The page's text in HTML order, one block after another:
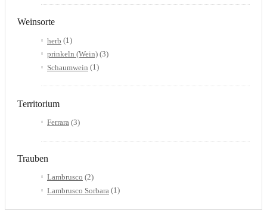
Weinsorte
herb (1)
prinkeln (Wein) (3)
Schaumwein (1)
Territorium
Ferrara (3)
Trauben
Lambrusco (2)
Lambrusco Sorbara (1)